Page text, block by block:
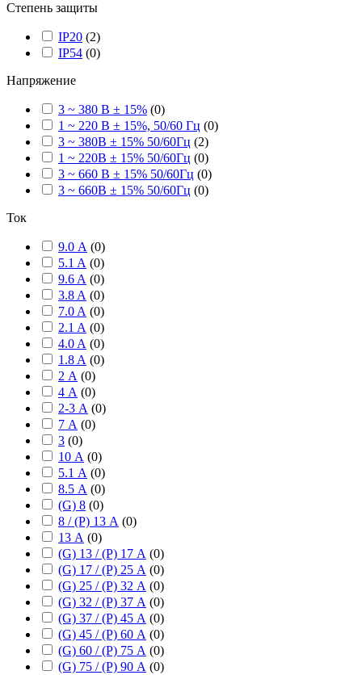
Степень защиты
IP20 (2)
IP54 (0)
Напряжение
3 ~ 380 В ± 15% (0)
1 ~ 220 В ± 15%, 50/60 Гц (0)
3 ~ 380В ± 15% 50/60Гц (2)
1 ~ 220В ± 15% 50/60Гц (0)
3 ~ 660 В ± 15% 50/60Гц (0)
3 ~ 660В ± 15% 50/60Гц (0)
Ток
9.0 А (0)
5.1 A (0)
9.6 A (0)
3.8 A (0)
7.0 A (0)
2.1 A (0)
4.0 A (0)
1.8 A (0)
2 А (0)
4 А (0)
2-3 А (0)
7 А (0)
3 (0)
10 А (0)
5.1 А (0)
8.5 А (0)
(G) 8 (0)
8 / (P) 13 А (0)
13 А (0)
(G) 13 / (P) 17 А (0)
(G) 17 / (P) 25 А (0)
(G) 25 / (P) 32 А (0)
(G) 32 / (P) 37 А (0)
(G) 37 / (P) 45 А (0)
(G) 45 / (P) 60 А (0)
(G) 60 / (P) 75 А (0)
(G) 75 / (P) 90 А (0)